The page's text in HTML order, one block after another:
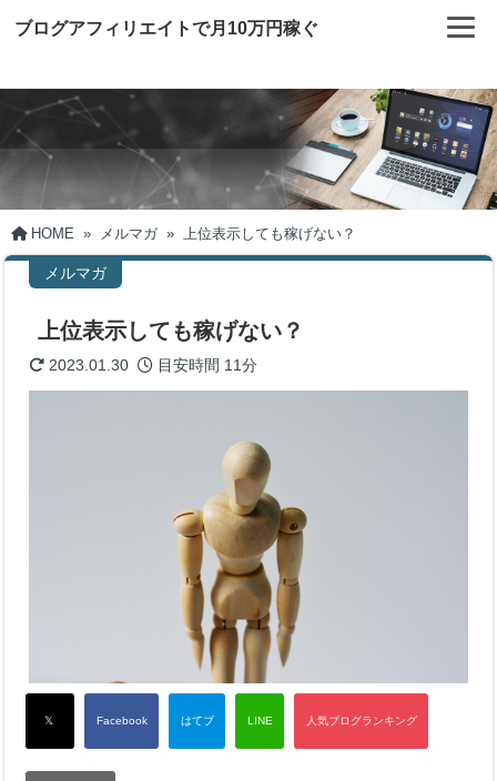
ブログアフィリエイトで月10万円稼ぐ
HOME » メルマガ» 上位表示しても稼げない？
メルマガ
上位表示しても稼げない？
2023.01.30 目安時間 11分